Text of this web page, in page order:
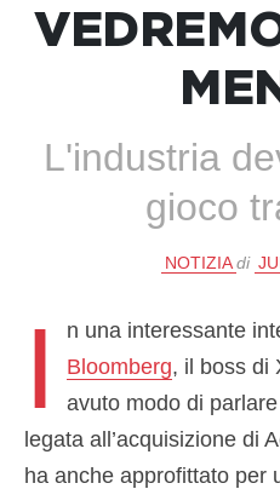
L'industria
gioco
NOTIZIA di
I
n una interessante
Bloomberg, il boss di
avuto modo di
legata all’acquisizione di
ha anche approfittato per